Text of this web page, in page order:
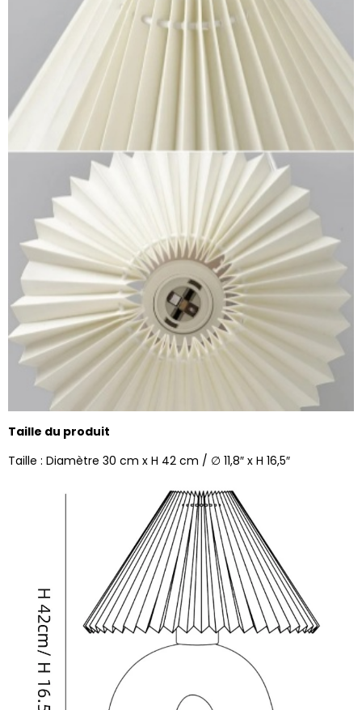
Taille du produit
Taille : Diamètre 30 cm x H 42 cm / ∅ 11,8″ x H 16,5″